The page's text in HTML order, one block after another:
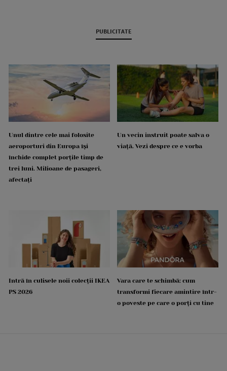
PUBLICITATE
Unul dintre cele mai folosite
aeroporturi din Europa își
închide complet porțile timp de
trei luni. Milioane de pasageri,
afectați
Un vecin instruit poate salva o
viață. Vezi despre ce e vorba
Intră în culisele noii colecții IKEA
PS 2026
Vara care te schimbă: cum
transformi fiecare amintire într-
o poveste pe care o porți cu tine